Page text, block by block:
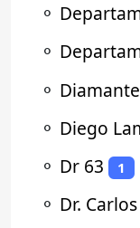
⚬
⚬
⚬ Diamante
⚬ Diego
⚬ Dr 63 1
⚬ Dr.